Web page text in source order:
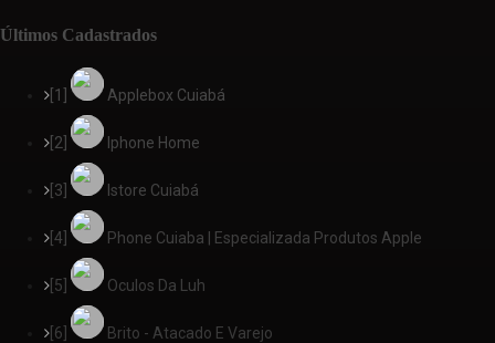
Últimos Cadastrados
[1] Applebox Cuiabá
[2] Iphone Home
[3] Istore Cuiabá
[4] Phone Cuiaba | Especializada Produtos Apple
[5] Oculos Da Luh
[6] Brito - Atacado E Varejo